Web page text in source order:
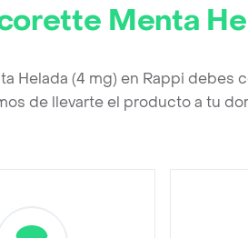
Menta
Helada (4 mg) en Rappi debes
de llevarte el producto a tu